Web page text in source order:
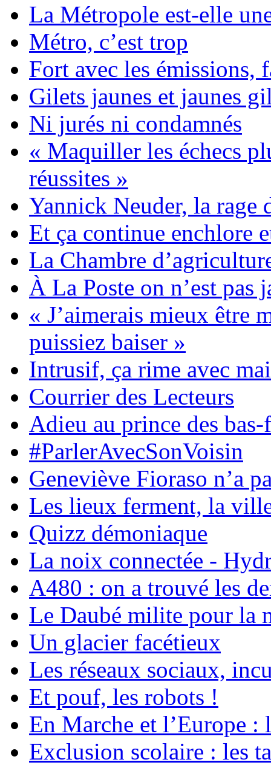
La Métropole est-elle
Métro, c’est trop
Fort avec les émissions,
Gilets jaunes et jaunes
Ni jurés ni condamnés
« Maquiller les échecs
réussites »
Yannick Neuder, la rage
Et ça continue enchlore
La Chambre
À La Poste on n’est pas
« J’aimerais mieux être
puissiez baiser »
Intrusif, ça rime avec
Courrier des Lecteurs
Adieu au prince des bas-
#ParlerAvecSonVoisin
Geneviève Fioraso n’a
Les lieux ferment, la
Quizz démoniaque
La noix connectée -
A480 : on a trouvé les
Le Daubé milite pour la
Un glacier facétieux
Les réseaux sociaux,
Et pouf, les robots !
En Marche et l’Europe :
Exclusion scolaire : les